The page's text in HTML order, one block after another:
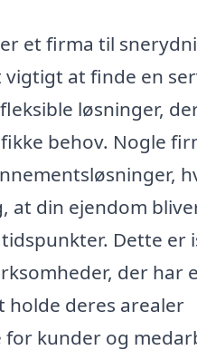
et firma til
vigtigt at finde en
løsninger,
behov. Nogle
at din ejendom
Dette er
der har
holde deres arealer
kunder og